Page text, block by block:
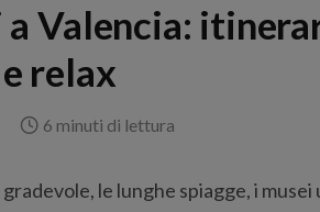
Valencia:
relax
6 minuti di lettura
gradevole, le lunghe spiagge, i